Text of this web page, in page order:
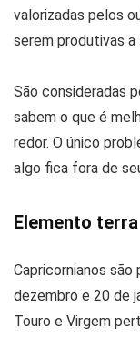
valorizadas pelos
serem produtivas
São consideradas
sabem o que é
redor. O único
algo fica fora de
Elemento terra
Capricornianos
dezembro e 20 de
Touro e Virgem